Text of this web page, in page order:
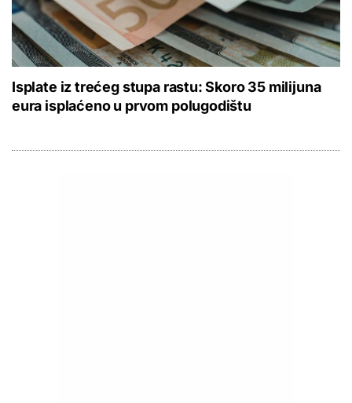
Isplate iz trećeg stupa rastu: Skoro 35 milijuna
eura isplaćeno u prvom polugodištu